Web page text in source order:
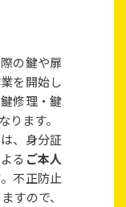
の鍵や扉
を開始し
修理・鍵
ります。
、身分証
る ご本人
。不正防止
すので、